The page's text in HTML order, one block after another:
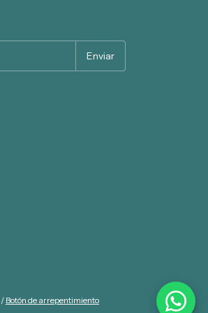
/ Botón de arrepentimiento